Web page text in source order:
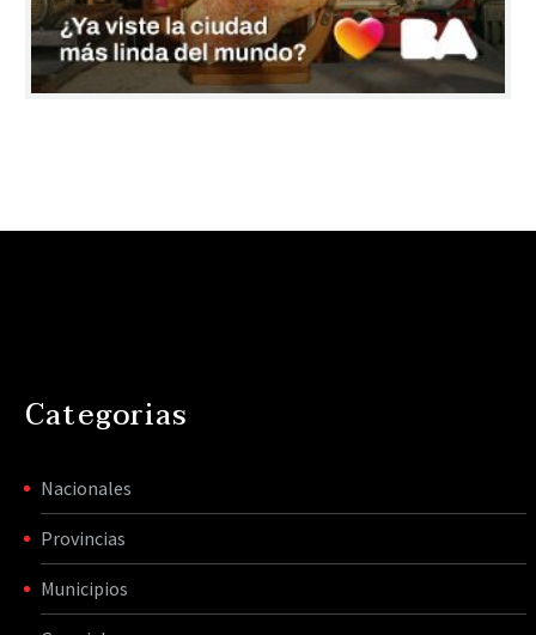
Categorias
Nacionales
Provincias
Municipios